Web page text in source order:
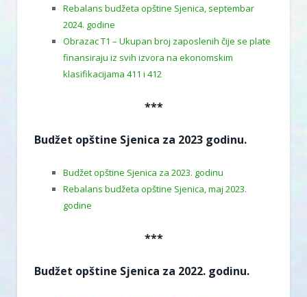
Rebalans budžeta opštine Sjenica, septembar
2024. godine
Obrazac T1 – Ukupan broj zaposlenih čije se plate
finansiraju iz svih izvora na ekonomskim
klasifikacijama 411 i 412
***
Budžet opštine Sjenica za 2023 godinu.
Budžet opštine Sjenica za 2023. godinu
Rebalans budžeta opštine Sjenica, maj 2023.
godine
***
Budžet opštine Sjenica za 2022. godinu.